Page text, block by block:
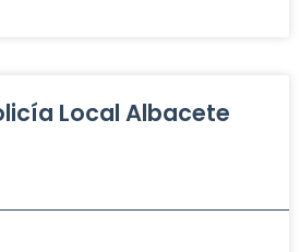
Local Albacete